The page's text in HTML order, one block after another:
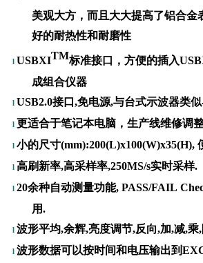
美观大方，而且大大提高了铝合金
好的耐热性和耐磨性
l USBXITM标准接口，方便的插入
成组合仪器
l USB2.0接口,免电源,与台式示波器类
l 更适合于笔记本电脑，生产线维修调
l小的尺寸(mm):200(L)x100(W)x35(H),
l 高刷新率,高采样率,250MS/s实时采样.
l20余种自动测量功能,PASS/FAIL
用.
l 波形平均,余辉,亮度调节,反向,加,减,
l 波形数据可以按时间和电压输出到